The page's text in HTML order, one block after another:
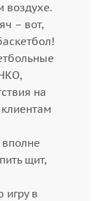
воздухе.
– вот,
на
щит,
игру в